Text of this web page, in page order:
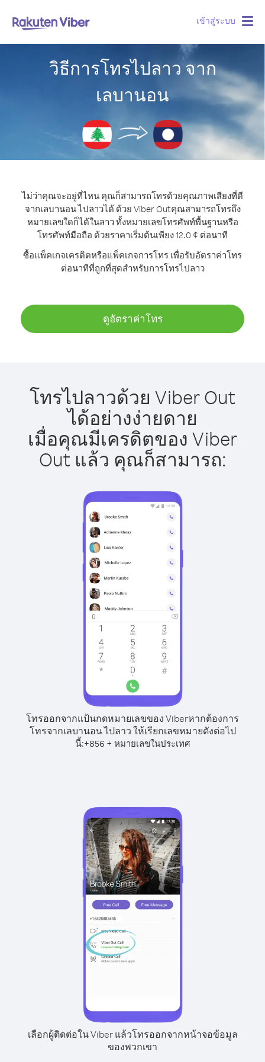
เข้าสู่ระบบ
วิธีการโทรไปลาว จาก
เลบานอน
ไม่ว่าคุณจะอยู่ที่ไหน คุณก็สามารถโทรด้วยคุณภาพเสียงที่ดี
จากเลบานอน ไปลาวได้ ด้วย Viber Outคุณสามารถโทรถึง
หมายเลขใดก็ได้ในลาว ทั้งหมายเลขโทรศัพท์พื้นฐานหรือ
โทรศัพท์มือถือ ด้วยราคาเริ่มต้นเพียง 12.0 ¢ ต่อนาที
ซื้อแพ็คเกจเครดิตหรือแพ็คเกจการโทร เพื่อรับอัตราค่าโทร
ต่อนาทีที่ถูกที่สุดสำหรับการโทรไปลาว
ดูอัตราค่าโทร
โทรไปลาวด้วย Viber Out
ได้อย่างง่ายดาย
เมื่อคุณมีเครดิตของ Viber
Out แล้ว คุณก็สามารถ:
โทรออกจากแป้นกดหมายเลขของ Viberหากต้องการ
โทรจากเลบานอน ไปลาว ให้เรียกเลขหมายดังต่อไป
นี้:+856 + หมายเลขในประเทศ
เลือกผู้ติดต่อใน Viber แล้วโทรออกจากหน้าจอข้อมูล
ของพวกเขา